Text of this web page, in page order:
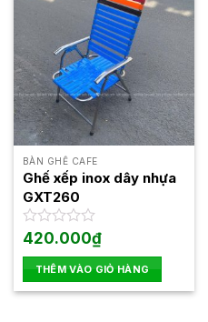
BÀN GHẾ CAFE
Ghế xếp inox dây nhựa
GXT260
Được
hạng
0
5
420.000₫
THÊM VÀO GIỎ HÀNG